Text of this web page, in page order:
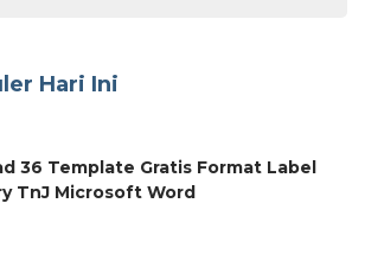
Hari Ini
36 Template Gratis Format Label
TnJ Microsoft Word